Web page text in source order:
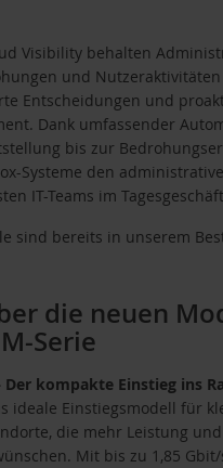
Visibility behalten
und
Entscheidungen und
Dank umfassender
bis zur
Systeme den
IT-Teams im
sind bereits in unserem
die neuen
Serie
Der kompakte Einstieg ins
ideale Einstiegsmodell für
die mehr Leistung und
Mit bis zu 1,85 Gbit/